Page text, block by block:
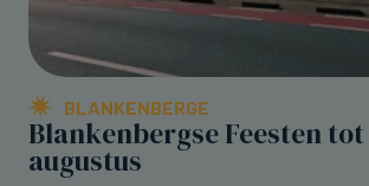
BLANKENBERGE
Blankenbergse Feesten tot
augustus